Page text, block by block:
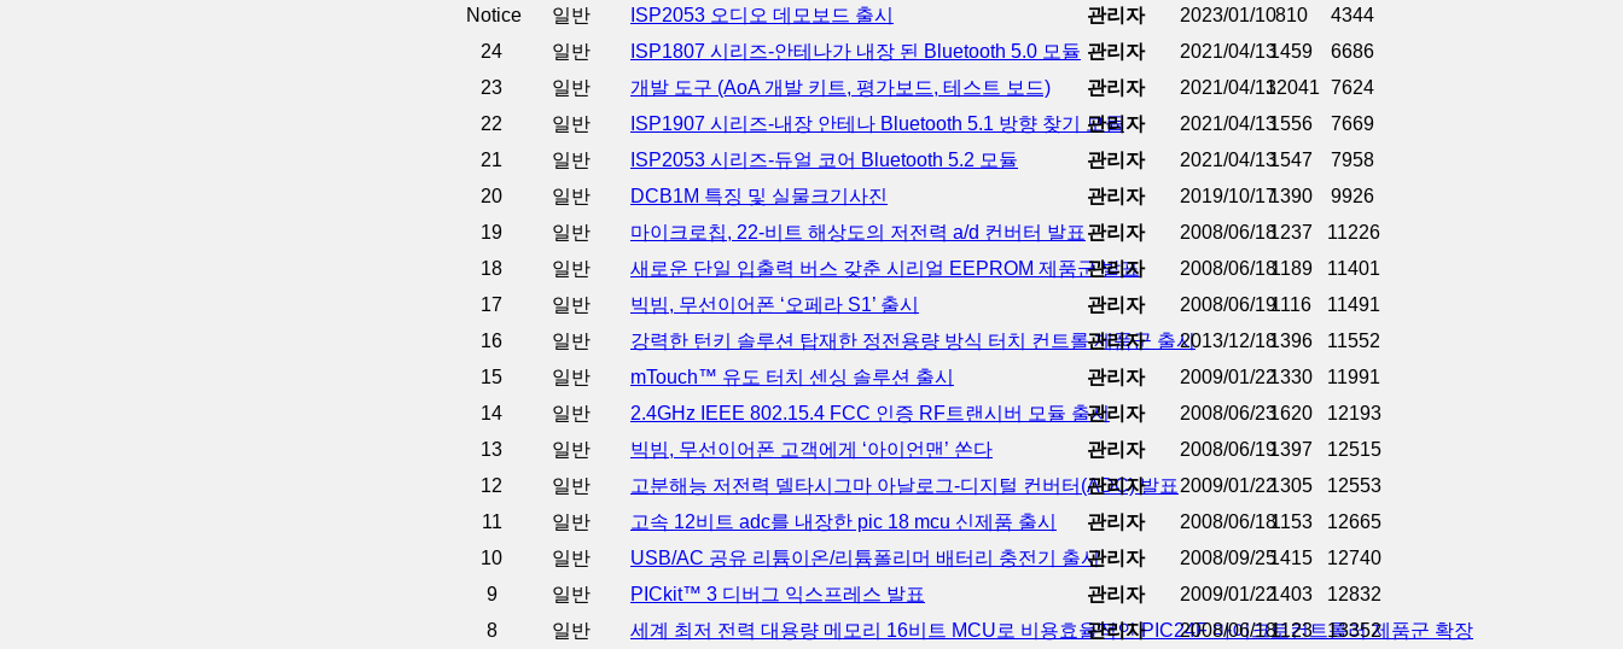
Notice
일반 ISP2053 오디오 데모보드 출시 관리자 2023/01/10810
4344
24
일반 ISP1807 시리즈-안테나가 내장 된 Bluetooth 5.0 모듈 관리자 2021/04/131459
6686
23
일반 개발 도구 (AoA 개발 키트, 평가보드, 테스트 보드) 관리자 2021/04/1312041 7624
22
일반 ISP1907 시리즈-내장 안테나 Bluetooth 5.1 방향 찾기 모듈
관리자 2021/04/131556
7669
21
일반 ISP2053 시리즈-듀얼 코어 Bluetooth 5.2 모듈 관리자 2021/04/131547
7958
20
일반 DCB1M 특징 및 실물크기사진 관리자 2019/10/171390
9926
19
일반 마이크로칩, 22-비트 해상도의 저전력 a/d 컨버터 발표관리자 2008/06/181237
11226
18
일반 새로운 단일 입출력 버스 갖춘 시리얼 EEPROM 제품군 발표
관리자 2008/06/181189
11401
17
일반 빅빔, 무선이어폰 ‘오페라 S1’ 출시 관리자 2008/06/191116
11491
16
일반 강력한 턴키 솔루션 탑재한 정전용량 방식 터치 컨트롤 제품군 출시
관리자 2013/12/181396
11552
15
일반 mTouch™ 유도 터치 센싱 솔루션 출시 관리자 2009/01/221330
11991
14
일반 2.4GHz IEEE 802.15.4 FCC 인증 RF트랜시버 모듈 출시관리자 2008/06/231620
12193
13
일반 빅빔, 무선이어폰 고객에게 ‘아이언맨’ 쏜다 관리자 2008/06/191397
12515
12
일반 고분해능 저전력 델타시그마 아날로그-디지털 컨버터(ADC) 발표
관리자 2009/01/221305
12553
11
일반 고속 12비트 adc를 내장한 pic 18 mcu 신제품 출시 관리자 2008/06/181153
12665
10
일반 USB/AC 공유 리튬이온/리튬폴리머 배터리 충전기 출시관리자 2008/09/251415
12740
9
일반 PICkit™ 3 디버그 익스프레스 발표 관리자 2009/01/221403
12832
8
일반 세계 최저 전력 대용량 메모리 16비트 MCU로 비용효율적인 PIC24F 마이크로컨트롤러 제품군 확장
관리자 2008/06/181123 13352